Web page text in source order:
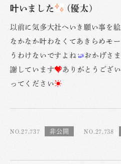
叶いました (優太)
以前に気多大社へいき願い事を
なかなか叶わなくてあきらめモ
うわけないですよね
おかげさ
謝しています
ありがとうござ
ってください
NO.27,737 NO.27,738